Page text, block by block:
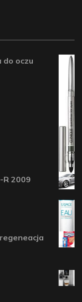
do oczu
R 2009